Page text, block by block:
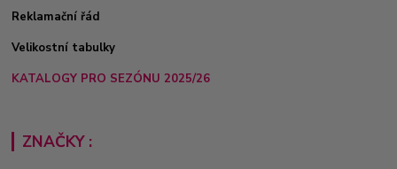
Reklamační řád
Velikostní tabulky
KATALOGY PRO SEZÓNU 2025/26
ZNAČKY :